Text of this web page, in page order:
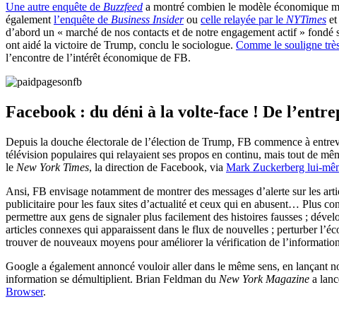
Une autre enquête de Buzzfeed a montré combien le modèle économique
égalementl’enquête de Business Insiderou celle relayée par le NYTimes et
d’abord un « marché de nos contacts et de notre engagement actif »
ont aidé la victoire de Trump, conclu le sociologue. Comme le souligne
l’encontre de l’intérêt économique de FB.
Facebook : du déni à la volte-face ! De
Depuis la douche électorale de l’élection de Trump, FB commence à
télévision populaires qui relayaient ses propos en continu, mais tout de
le New York Times, la direction de Facebook, via Mark Zuckerberg lui-
Ansi, FB envisage notamment de montrer des messages d’alerte sur les
publicitaire pour les faux sites d’actualité et ceux qui en abusent… Plus
permettre aux gens de signaler plus facilement des histoires fausses ;
articles connexes qui apparaissent dans le flux de nouvelles ; perturber
trouver de nouveaux moyens pour améliorer la vérification de
Google a également annoncé vouloir aller dans le même sens, en lançant
information se démultiplient. Brian Feldman du New York Magazine a
Browser.